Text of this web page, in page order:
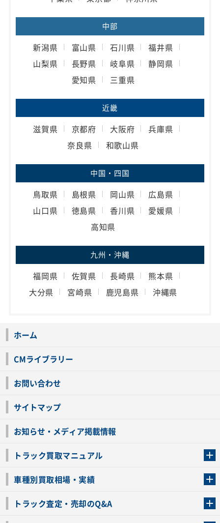
中部
新潟県 富山県 石川県
福井県
山梨県
長野県 岐阜県
静岡県
愛知県
三重県
近畿
滋賀県 京都府 大阪府
兵庫県
奈良県
和歌山県
中国・四国
鳥取県 島根県 岡山県
広島県
山口県
徳島県 香川県
愛媛県
高知県
九州・沖縄
福岡県 佐賀県 長崎県
熊本県
大分県
宮崎県 鹿児島県 沖縄県
ホーム
CMライブラリー
お問い合わせ
サイトマップ
お知らせ・メディア掲載情報
トラック買取マニュアル
車種別買取相場・実績
トラック査定・売却のQ&A